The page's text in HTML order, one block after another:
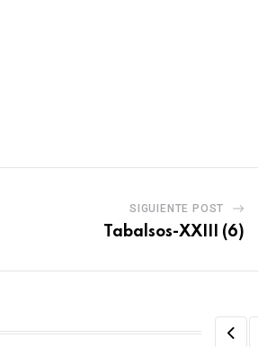
SIGUIENTE POST
Tabalsos-XXIII (6)